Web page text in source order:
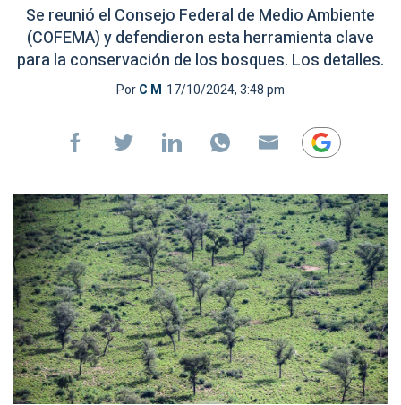
Se reunió el Consejo Federal de Medio Ambiente
(COFEMA) y defendieron esta herramienta clave
para la conservación de los bosques. Los detalles.
PorC M 17/10/2024, 3:48 pm